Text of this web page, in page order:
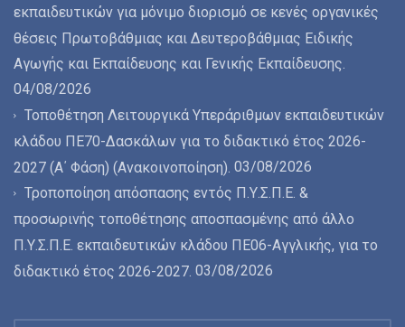
εκπαιδευτικών για μόνιμο διορισμό σε κενές οργανικές
θέσεις Πρωτοβάθμιας και Δευτεροβάθμιας Ειδικής
Αγωγής και Εκπαίδευσης και Γενικής Εκπαίδευσης.
04/08/2026
Τοποθέτηση Λειτουργικά Υπεράριθμων εκπαιδευτικών
κλάδου ΠΕ70-Δασκάλων για το διδακτικό έτος 2026-
2027 (Α΄ Φάση) (Ανακοινοποίηση). 03/08/2026
Τροποποίηση απόσπασης εντός Π.Υ.Σ.Π.Ε. &
προσωρινής τοποθέτησης αποσπασμένης από άλλο
Π.Υ.Σ.Π.Ε. εκπαιδευτικών κλάδου ΠΕ06-Αγγλικής, για το
διδακτικό έτος 2026-2027. 03/08/2026